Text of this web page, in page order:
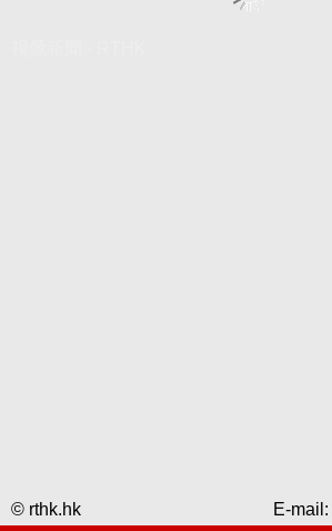
© rthk.hk E-mail: